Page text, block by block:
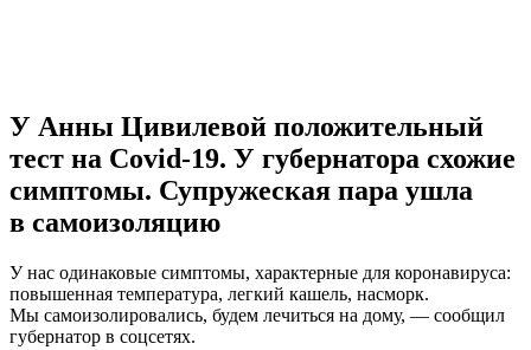
У Анны Цивилевой положительный
тест на Covid-19. У губернатора схожие
симптомы. Супружеская пара ушла
в самоизоляцию
У нас одинаковые симптомы, характерные для коронавируса:
повышенная температура, легкий кашель, насморк.
Мы самоизолировались, будем лечиться на дому, — сообщил
губернатор в соцсетях.